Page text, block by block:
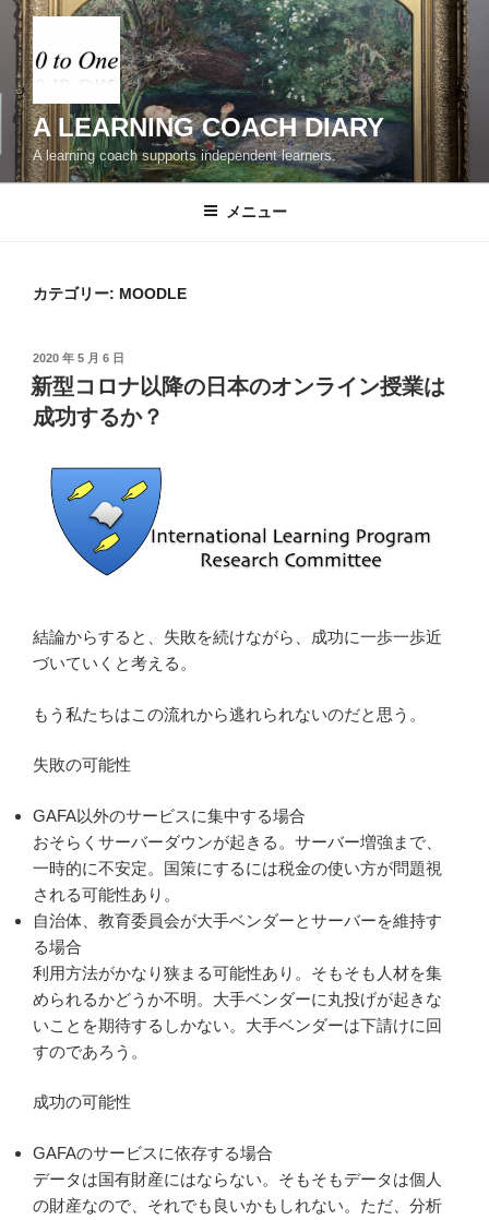
コ
ン
ン
ツ
A LEARNING COACH DIARY
A learning coach supports independent learners.
メニュー
カテゴリー: MOODLE
投
稿
日:
2020 年 5 月 6 日
新型コロナ以降の日本のオンライン授業は
成功するか？
結論からすると、失敗を続けながら、成功に一歩一歩近
づいていくと考える。
もう私たちはこの流れから逃れられないのだと思う。
失敗の可能性
GAFA以外のサービスに集中する場合
おそらくサーバーダウンが起きる。サーバー増強まで、
一時的に不安定。国策にするには税金の使い方が問題視
される可能性あり。
自治体、教育委員会が大手ベンダーとサーバーを維持す
る場合
利用方法がかなり狭まる可能性あり。そもそも人材を集
められるかどうか不明。大手ベンダーに丸投げが起きな
いことを期待するしかない。大手ベンダーは下請けに回
すのであろう。
成功の可能性
GAFAのサービスに依存する場合
データは国有財産にはならない。そもそもデータは個人
の財産なので、それでも良いかもしれない。ただ、分析